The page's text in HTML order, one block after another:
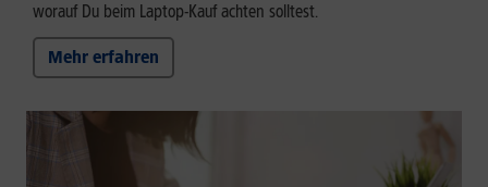
worauf Du beim Laptop-Kauf achten solltest.
Mehr erfahren